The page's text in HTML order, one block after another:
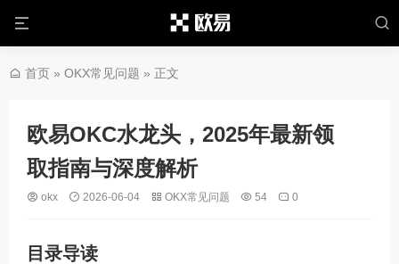
首页 » OKX常见问题 » 正文
欧易OKC水龙头，2025年最新领
取指南与深度解析
okx 2026-06-04 OKX常见问题 54 0
目录导读